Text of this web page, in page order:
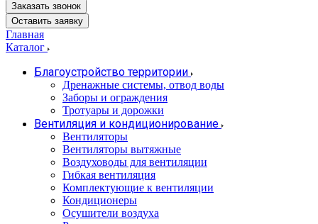
Заказать звонок
Оставить заявку
Главная
Каталог
Благоустройство территории
Дренажные системы, отвод воды
Заборы и ограждения
Тротуары и дорожки
Вентиляция и кондиционирование
Вентиляторы
Вентиляторы вытяжные
Воздуховоды для вентиляции
Гибкая вентиляция
Комплектующие к вентиляции
Кондиционеры
Осушители воздуха